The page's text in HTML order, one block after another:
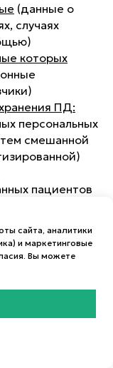
(данные о
случаях
которых
ПД:
персональных
смешанной
пациентов
уничтожению
в случае
сроков
хранения
сайта, аналитики
и маркетинговые
Вы можете